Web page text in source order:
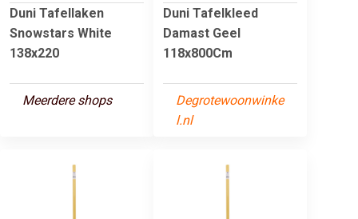
Duni Tafellaken
Snowstars White
138x220
Meerdere shops
Duni Tafelkleed
Damast Geel
118x800Cm
Degrotewoonwinke
l.nl